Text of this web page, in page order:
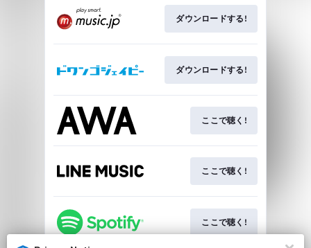
ダウンロードする!
ダウンロードする!
ここで聴く!
ここで聴く!
ここで聴く!